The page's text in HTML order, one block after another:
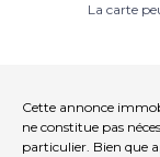
La carte
Cette annonce
ne constitue pas
particulier. Bien que